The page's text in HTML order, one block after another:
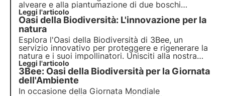
alveare e alla piantumazione di due boschi
nettariferi composti da ben 200 alberi melliferi. Il
loro è un esempio concreto di sostenibilità
aziendale e rigenerazione della biodiversità.
Leggi l'articolo
Oasi della Biodiversità: L'innovazione per la
natura
Esplora l'Oasi della Biodiversità di 3Bee, un
servizio innovativo per proteggere e rigenerare la
natura e i suoi impollinatori. Unisciti alla nostra
mission e scopri come la
biodiversitàsi incontrano per creare un futuropiù
verde per le aziende e il pianeta.
Leggi l'articolo
3Bee: Oasi della Biodiversità per la Giornata
dell'Ambiente
In occasione della Giornata Mondiale